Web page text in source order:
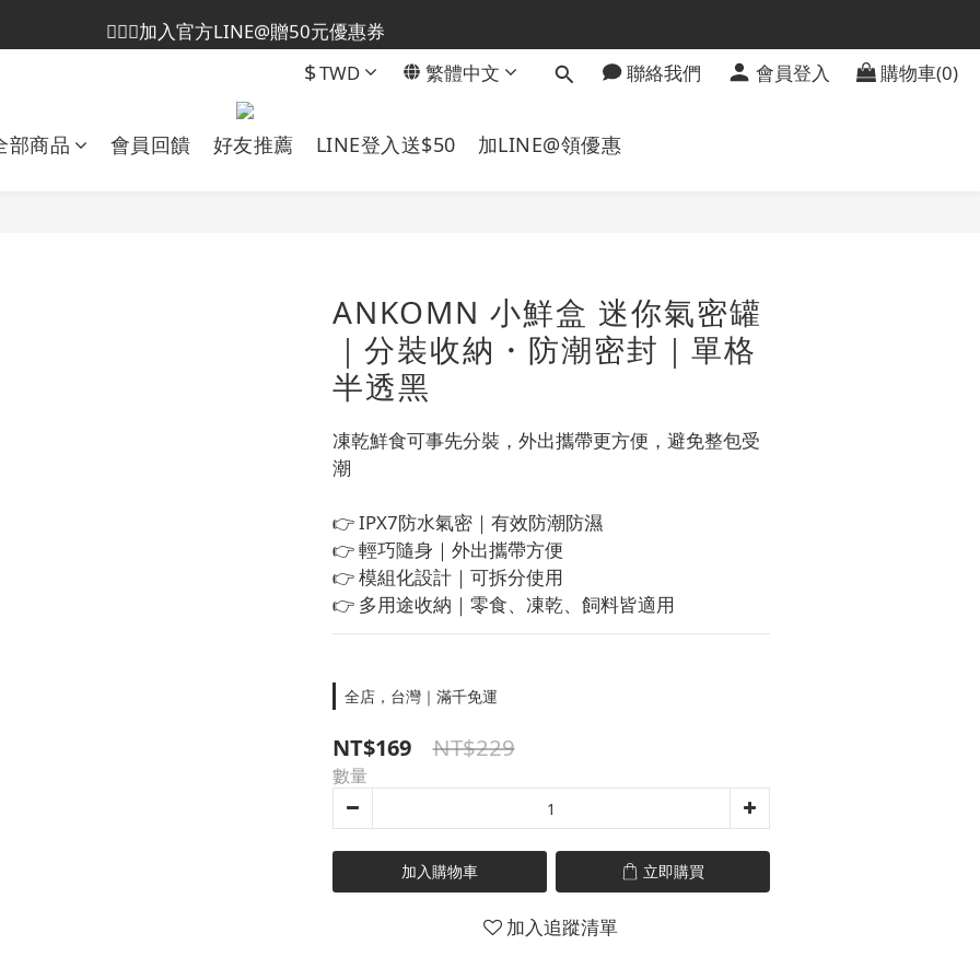
😎加入會員即贈50元購物金
💁🏻‍♀️加入官方LINE@贈50元優惠券
😎加入會員即贈50元購物金
$TWD 繁體中文 聯絡我們 會員登入 購物車(0)
部商品 會員回饋 好友推薦 LINE登入送$50 加LINE@領優惠
ANKOMN 小鮮盒 迷你氣密罐
｜分裝收納・防潮密封｜單格
半透黑
凍乾鮮食可事先分裝，外出攜帶更方便，避免整包受
潮
👉 IPX7防水氣密｜有效防潮防濕
👉 輕巧隨身｜外出攜帶方便
👉 模組化設計｜可拆分使用
👉 多用途收納｜零食、凍乾、飼料皆適用
全店，台灣｜滿千免運
NT$169 NT$229
數量
加入購物車 立即購買
加入追蹤清單